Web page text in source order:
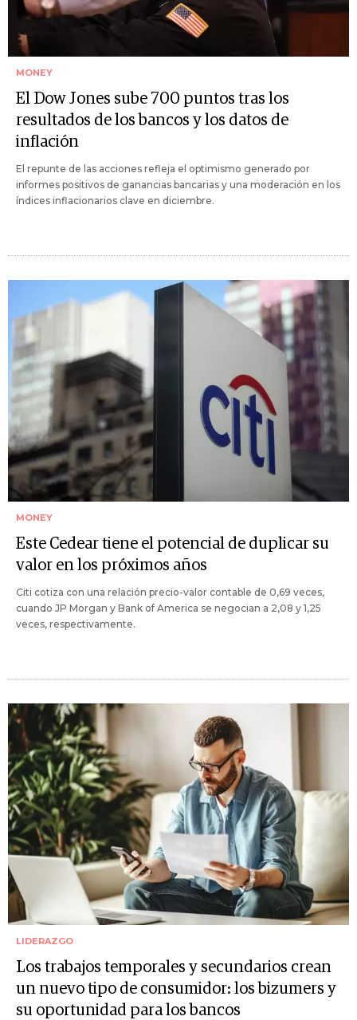
MONEY
El Dow Jones sube 700 puntos tras los
resultados de los bancos y los datos de
inflación
El repunte de las acciones refleja el optimismo generado por
informes positivos de ganancias bancarias y una moderación en los
índices inflacionarios clave en diciembre.
MONEY
Este Cedear tiene el potencial de duplicar su
valor en los próximos años
Citi cotiza con una relación precio-valor contable de 0,69 veces,
cuando JP Morgan y Bank of America se negocian a 2,08 y 1,25
veces, respectivamente.
LIDERAZGO
Los trabajos temporales y secundarios crean
un nuevo tipo de consumidor: los bizumers y
su oportunidad para los bancos